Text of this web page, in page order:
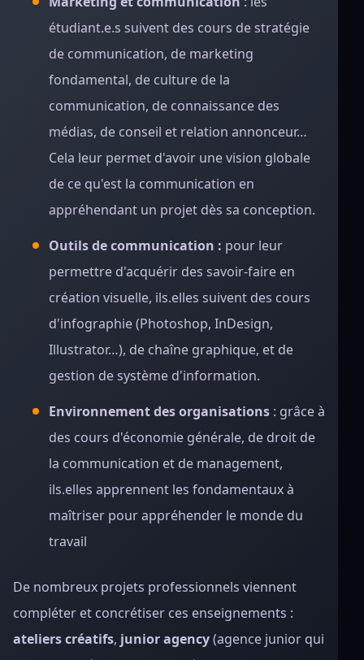
étudiant.e.s suivent des cours de stratégie
de communication, de marketing
fondamental, de culture de la
communication, de connaissance des
médias, de conseil et relation annonceur…
Cela leur permet d'avoir une vision globale
de ce qu'est la communication en
appréhendant un projet dès sa conception.
Outils de communication : pour leur
permettre d'acquérir des savoir-faire en
création visuelle, ils.elles suivent des cours
d'infographie (Photoshop, InDesign,
Illustrator…), de chaîne graphique, et de
gestion de système d'information.
Environnement des organisations : grâce à
des cours d'économie générale, de droit de
la communication et de management,
ils.elles apprennent les fondamentaux à
maîtriser pour appréhender le monde du
travail
De nombreux projets professionnels viennent
compléter et concrétiser ces enseignements :
ateliers créatifs, junior agency(agence junior qui